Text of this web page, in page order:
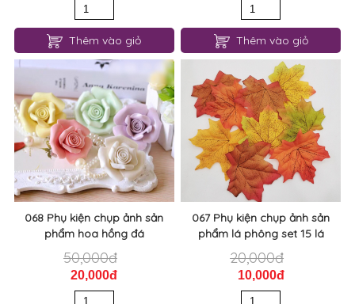
Thêm vào giỏ Thêm vào giỏ
068 Phụ kiện chụp ảnh sản
phẩm hoa hồng đá
50,000đ
20,000đ
067 Phụ kiện chụp ảnh sản
phẩm lá phông set 15 lá
20,000đ
10,000đ